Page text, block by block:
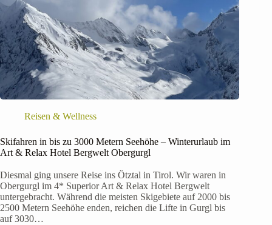
Reisen & Wellness
Skifahren in bis zu 3000 Metern Seehöhe – Winterurlaub im
Art & Relax Hotel Bergwelt Obergurgl
Diesmal ging unsere Reise ins Ötztal in Tirol. Wir waren in
Obergurgl im 4* Superior Art & Relax Hotel Bergwelt
untergebracht. Während die meisten Skigebiete auf 2000 bis
2500 Metern Seehöhe enden, reichen die Lifte in Gurgl bis
auf 3030…